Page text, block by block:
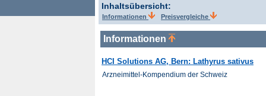
Inhaltsübersicht:
Informationen Preisvergleiche
Informationen
HCI Solutions AG, Bern: Lathyrus sativus
Arzneimittel-Kompendium der Schweiz